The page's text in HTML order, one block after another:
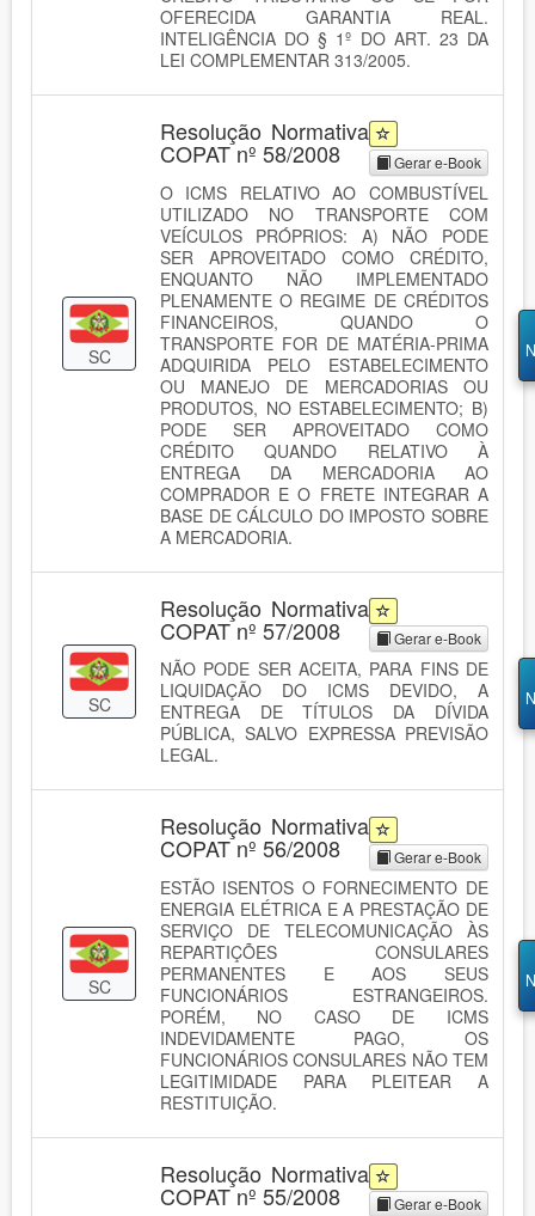
OFERECIDA GARANTIA REAL.
INTELIGÊNCIA DO § 1º DO ART. 23 DA
LEI COMPLEMENTAR 313/2005.
SC
Resolução Normativa
COPAT nº 58/2008 Gerar e-Book
O ICMS RELATIVO AO COMBUSTÍVEL
UTILIZADO NO TRANSPORTE COM
VEÍCULOS PRÓPRIOS: A) NÃO PODE
SER APROVEITADO COMO CRÉDITO,
ENQUANTO NÃO IMPLEMENTADO
PLENAMENTE O REGIME DE CRÉDITOS
FINANCEIROS, QUANDO O
TRANSPORTE FOR DE MATÉRIA-PRIMA
ADQUIRIDA PELO ESTABELECIMENTO
OU MANEJO DE MERCADORIAS OU
PRODUTOS, NO ESTABELECIMENTO; B)
PODE SER APROVEITADO COMO
CRÉDITO QUANDO RELATIVO À
ENTREGA DA MERCADORIA AO
COMPRADOR E O FRETE INTEGRAR A
BASE DE CÁLCULO DO IMPOSTO SOBRE
A MERCADORIA.
SC
Resolução Normativa
COPAT nº 57/2008 Gerar e-Book
NÃO PODE SER ACEITA, PARA FINS DE
LIQUIDAÇÃO DO ICMS DEVIDO, A
ENTREGA DE TÍTULOS DA DÍVIDA
PÚBLICA, SALVO EXPRESSA PREVISÃO
LEGAL.
SC
Resolução Normativa
COPAT nº 56/2008 Gerar e-Book
ESTÃO ISENTOS O FORNECIMENTO DE
ENERGIA ELÉTRICA E A PRESTAÇÃO DE
SERVIÇO DE TELECOMUNICAÇÃO ÀS
REPARTIÇÕES CONSULARES
PERMANENTES E AOS SEUS
FUNCIONÁRIOS ESTRANGEIROS.
PORÉM, NO CASO DE ICMS
INDEVIDAMENTE PAGO, OS
FUNCIONÁRIOS CONSULARES NÃO TEM
LEGITIMIDADE PARA PLEITEAR A
RESTITUIÇÃO.
Resolução Normativa
COPAT nº 55/2008 Gerar e-Book